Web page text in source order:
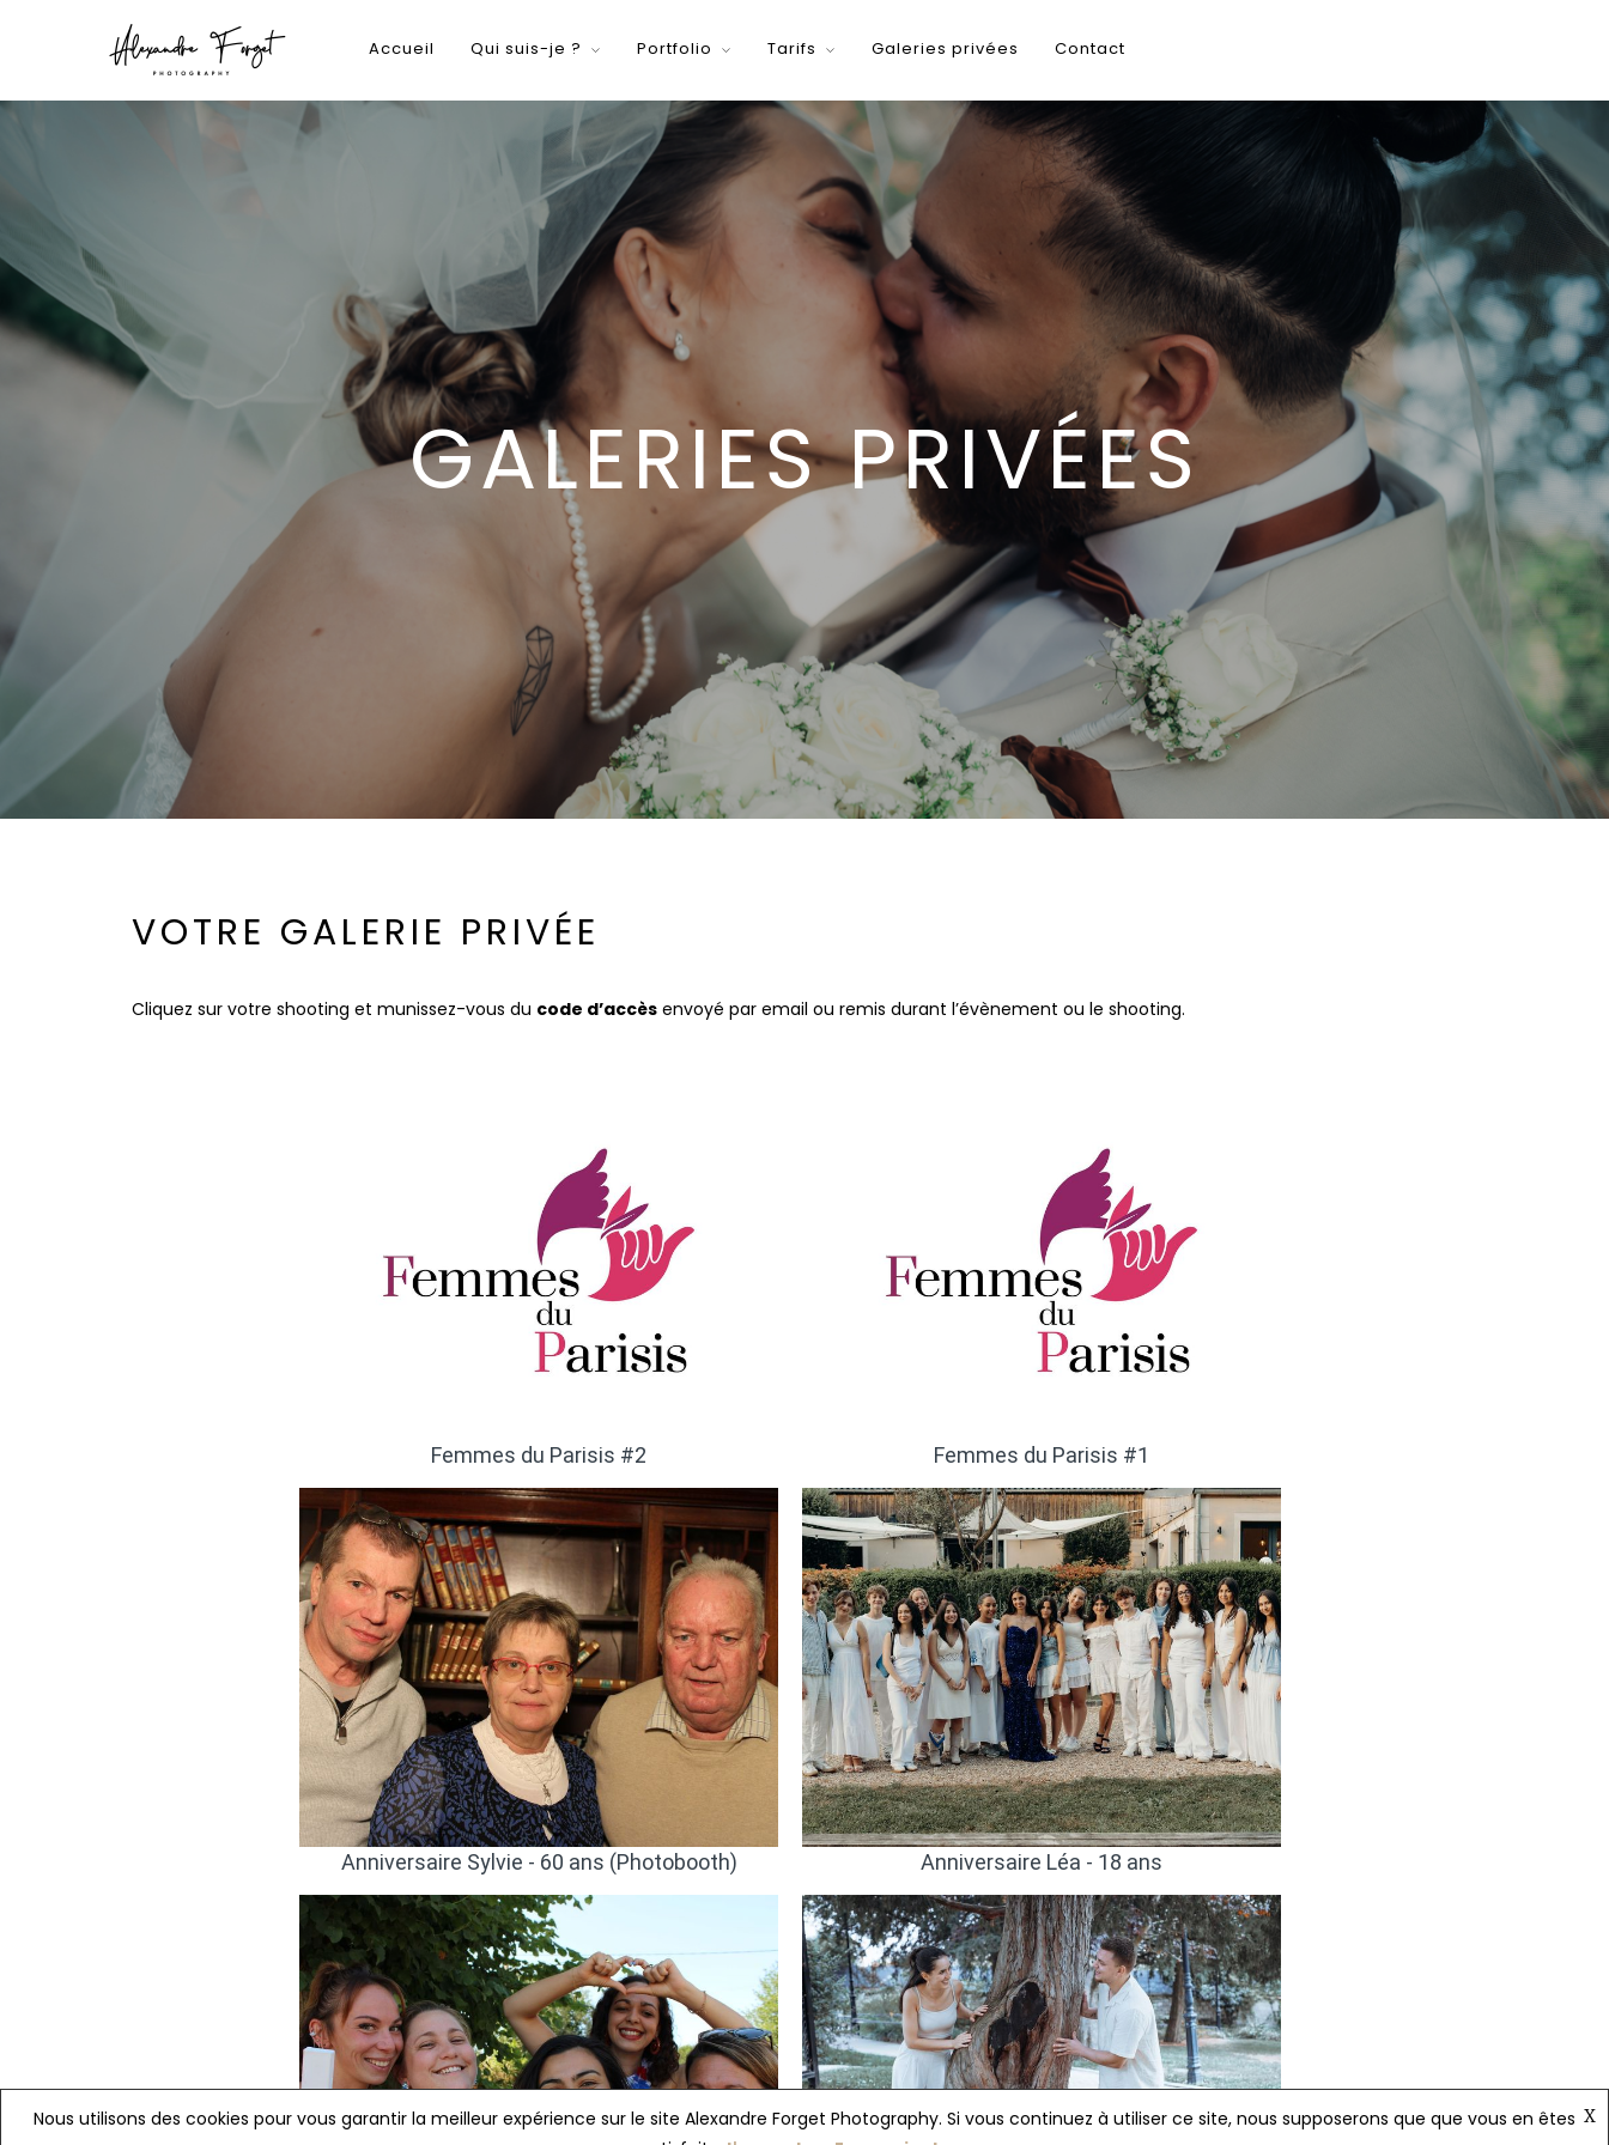
Accueil Qui suis-je ? Portfolio Tarifs Galeries privées Contact
GALERIES PRIVÉES
VOTRE GALERIE PRIVÉE
Cliquez sur votre shooting et munissez-vous du code d’accès envoyé par email ou remis durant l’évènement ou le shooting.
Nous utilisons des cookies pour vous garantir la meilleur expérience sur le site Alexandre Forget Photography. Si vous continuez à utiliser ce site, nous supposerons que que vous en êtes X